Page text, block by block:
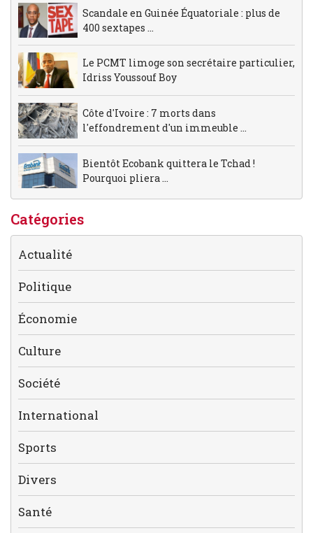
Scandale en Guinée Équatoriale : plus de
400 sextapes ...
Le PCMT limoge son secrétaire particulier,
Idriss Youssouf Boy
Côte d'Ivoire : 7 morts dans
l'effondrement d'un immeuble ...
Bientôt Ecobank quittera le Tchad !
Pourquoi pliera ...
Catégories
Actualité
Politique
Économie
Culture
Société
International
Sports
Divers
Santé